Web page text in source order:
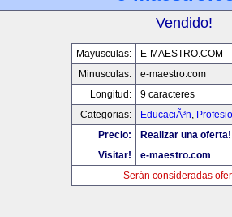
Vendido!
Mayusculas:
E-MAESTRO.COM
Minusculas:
e-maestro.com
Longitud:
9 caracteres
Categorias:
EducaciÃ³n,
Precio:
Realizar una oferta!
Visitar!
e-maestro.com
Serán consideradas